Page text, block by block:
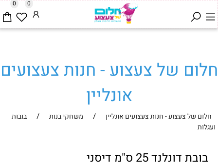
0 0
חלום של צעצוע - חנות צעצועים
אונליין
חלום של צעצוע - חנות צעצועים אונליין / משחקי בנות /
בובות
ועגלות
בובת דונלנד 25 ס"מ דיסני